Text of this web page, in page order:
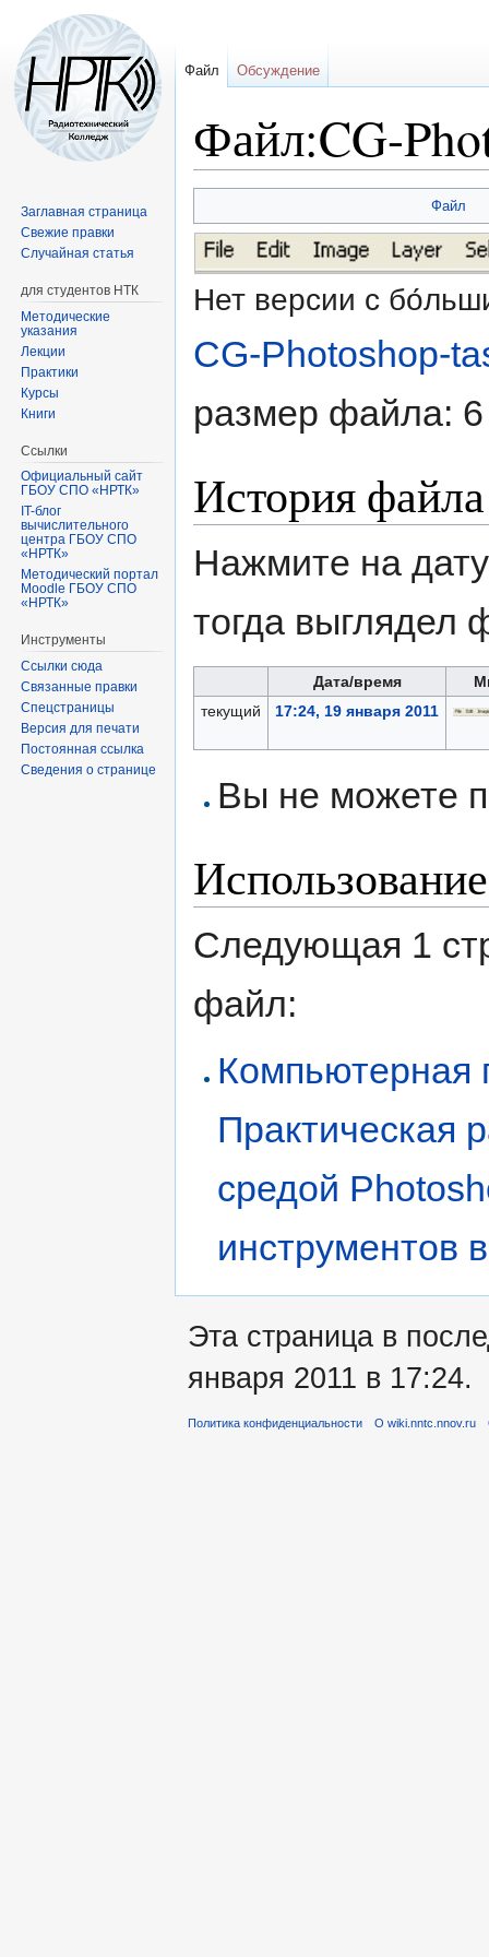
Файл:CG-
к
навигации
к
поиску
Файл
Нет версии с
CG-Photoshop-
размер файла:
История файла
Нажмите на
тогда выглядел
Дата/время
текущий
17:24, 19 января 2011
Вы не можете
Следующая 1
файл:
Компьютерная
Практическая
средой
инструментов
Файл Обсуждение
Заглавная страница
Свежие правки
Случайная статья
для студентов НТК
Методические
указания
Лекции
Практики
Курсы
Книги
Ссылки
Официальный сайт
ГБОУ СПО «НРТК»
IT-блог
вычислительного
центра ГБОУ СПО
«НРТК»
Методический портал
Moodle ГБОУ СПО
«НРТК»
Инструменты
Ссылки сюда
Связанные правки
Спецстраницы
Версия для печати
Постоянная ссылка
Сведения о странице
Эта страница в
января 2011 в 17:24.
Политика конфиденциальности О wiki.nntc.nnov.ru